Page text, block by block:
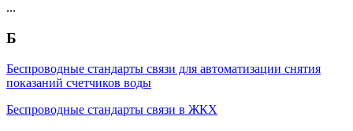
...
Б
Беспроводные стандарты связи для автоматизации снятия
показаний счетчиков воды
Беспроводные стандарты связи в ЖКХ